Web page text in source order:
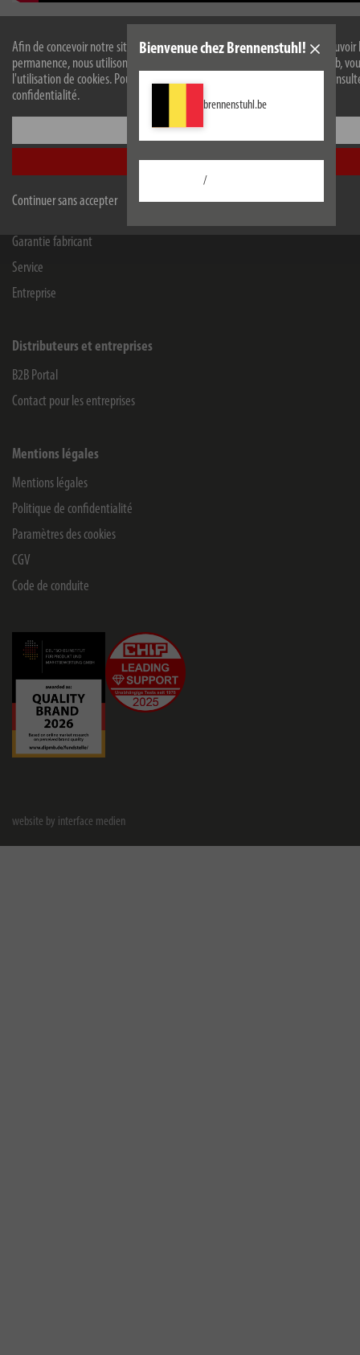
Afin de concevoir notre site web de manière optimale pour vous et de
permanence, nous utilisons des cookies. En continuant à utiliser le site web,
l'utilisation de cookies. Pour plus d'informations sur les cookies, veuillez
confidentialité.
Accepter tout
Continuer sans accepter
Bienvenue chez Brennenstuhl!
brennenstuhl.be
/
Hugo Brennenstuhl GmbH & Co Kommanditgesellschaft
Seestraße 1-3
Linkedin
Garantie fabricant
Service
Entreprise
Distributeurs et entreprises
B2B Portal
Contact pour les entreprises
Mentions légales
Mentions légales
Politique de confidentialité
Paramètres des cookies
CGV
Code de conduite
website by interface medien